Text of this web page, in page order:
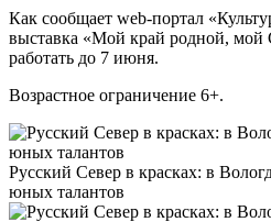
Как сообщает web-портал
выставка «Мой край родной,
работать до 7 июня.
Возрастное ограничение 6+.
Русский Север в красках: в
юных талантов